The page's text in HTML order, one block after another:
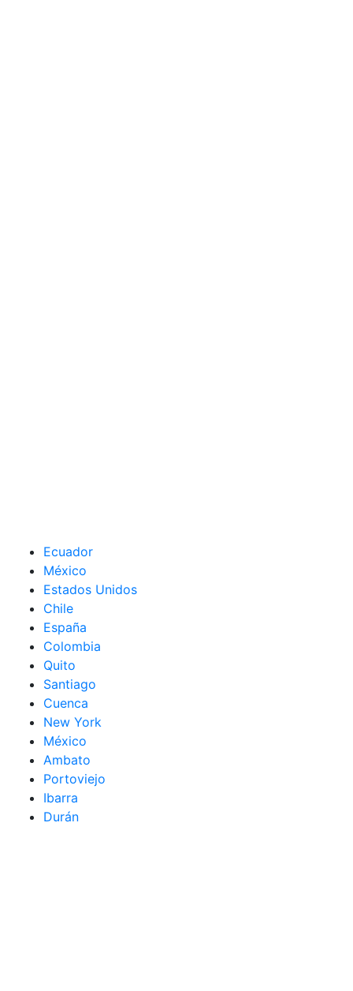
Ecuador
México
Estados Unidos
Chile
España
Colombia
Quito
Santiago
Cuenca
New York
México
Ambato
Portoviejo
Ibarra
Durán